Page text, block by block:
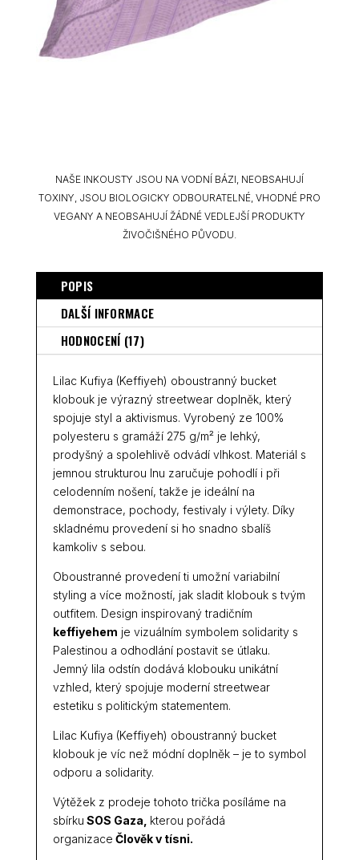
NAŠE INKOUSTY JSOU NA VODNÍ BÁZI, NEOBSAHUJÍ
TOXINY, JSOU BIOLOGICKY ODBOURATELNÉ, VHODNÉ PRO
VEGANY A NEOBSAHUJÍ ŽÁDNÉ VEDLEJŠÍ PRODUKTY
ŽIVOČIŠNÉHO PŮVODU.
POPIS
DALŠÍ INFORMACE
HODNOCENÍ (17)
Lilac Kufiya (Keffiyeh) oboustranný bucket
klobouk je výrazný streetwear doplněk, který
spojuje styl a aktivismus. Vyrobený ze 100%
polyesteru s gramáží 275 g/m² je lehký,
prodyšný a spolehlivě odvádí vlhkost. Materiál s
jemnou strukturou lnu zaručuje pohodlí i při
celodenním nošení, takže je ideální na
demonstrace, pochody, festivaly i výlety. Díky
skladnému provedení si ho snadno sbalíš
kamkoliv s sebou.
Oboustranné provedení ti umožní variabilní
styling a více možností, jak sladit klobouk s tvým
outfitem. Design inspirovaný tradičním
keffiyehem je vizuálním symbolem solidarity s
Palestinou a odhodlání postavit se útlaku.
Jemný lila odstín dodává klobouku unikátní
vzhled, který spojuje moderní streetwear
estetiku s politickým statementem.
Lilac Kufiya (Keffiyeh) oboustranný bucket
klobouk je víc než módní doplněk – je to symbol
odporu a solidarity.
Výtěžek z prodeje tohoto trička posíláme na
sbírku SOS Gaza kterou pořádá
organizace Člověk v tísni.